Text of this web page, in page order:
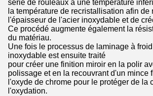
série de rouleaux à une température
la température de recristallisation afin de
l'épaisseur de l'acier inoxydable et de
Ce procédé augmente également la
du matériau.
Une fois le processus de laminage à
inoxydable est ensuite traité
pour créer une finition miroir en la polir
polissage et en la recouvrant d'un mince
l'oxyde de chrome pour le protéger de la
l'oxydation.